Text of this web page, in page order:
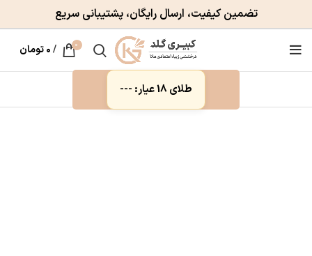
تضمین کیفیت، ارسال رایگان، پشتیبانی سریع
0
/۰تومان
طلای 18 عیار: ---